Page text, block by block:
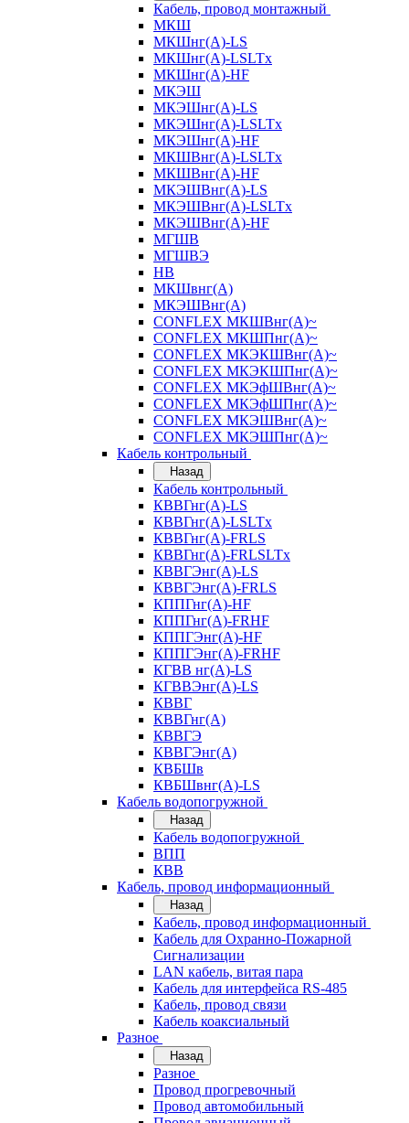
Кабель, провод монтажный
МКШ
МКШнг(А)-LS
МКШнг(А)-LSLTx
МКШнг(А)-HF
МКЭШ
МКЭШнг(А)-LS
МКЭШнг(А)-LSLTx
МКЭШнг(А)-HF
МКШВнг(A)-LSLTx
МКШВнг(А)-HF
МКЭШВнг(А)-LS
МКЭШВнг(A)-LSLTx
МКЭШВнг(А)-HF
МГШВ
МГШВЭ
НВ
МКШвнг(А)
МКЭШВнг(А)
CONFLEX МКШВнг(А)~
CONFLEX МКШПнг(А)~
CONFLEX МКЭКШВнг(А)~
CONFLEX МКЭКШПнг(А)~
CONFLEX МКЭфШВнг(А)~
CONFLEX МКЭфШПнг(А)~
CONFLEX МКЭШВнг(А)~
CONFLEX МКЭШПнг(А)~
Кабель контрольный
Назад
Кабель контрольный
КВВГнг(А)-LS
КВВГнг(А)-LSLTx
КВВГнг(А)-FRLS
КВВГнг(А)-FRLSLTx
КВВГЭнг(А)-LS
КВВГЭнг(А)-FRLS
КППГнг(А)-HF
КППГнг(А)-FRHF
КППГЭнг(А)-HF
КППГЭнг(А)-FRHF
КГВВ нг(А)-LS
КГВВЭнг(А)-LS
КВВГ
КВВГнг(А)
КВВГЭ
КВВГЭнг(А)
КВБШв
КВБШвнг(А)-LS
Кабель водопогружной
Назад
Кабель водопогружной
ВПП
КВВ
Кабель, провод информационный
Назад
Кабель, провод информационный
Кабель для Охранно-Пожарной
Сигнализации
LAN кабель, витая пара
Кабель для интерфейса RS-485
Кабель, провод связи
Кабель коаксиальный
Разное
Назад
Разное
Провод прогревочный
Провод автомобильный